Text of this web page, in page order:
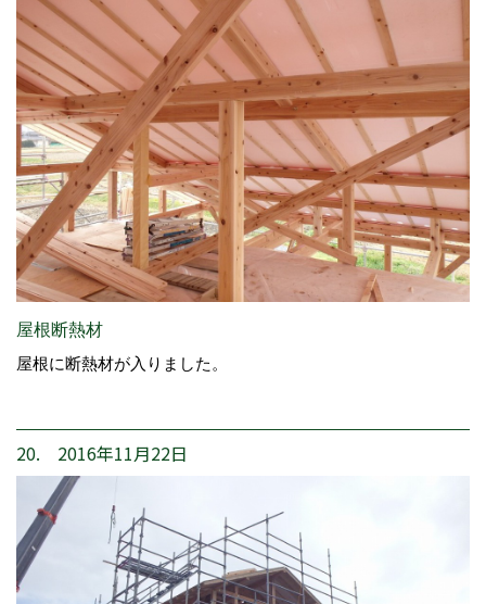
屋根断熱材
屋根に断熱材が入りました。
20. 2016年11月22日